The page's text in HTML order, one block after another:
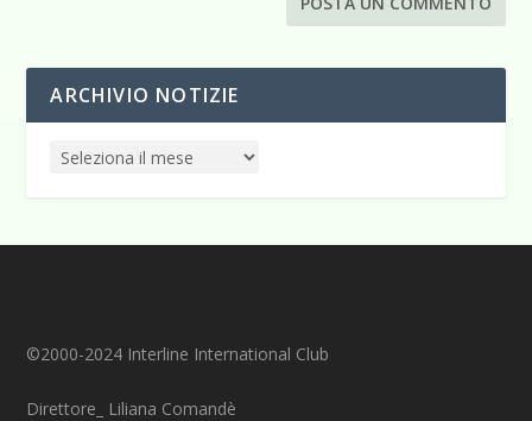
ARCHIVIO NOTIZIE
©2000-2024 Interline International Club
Direttore_ Liliana Comandè